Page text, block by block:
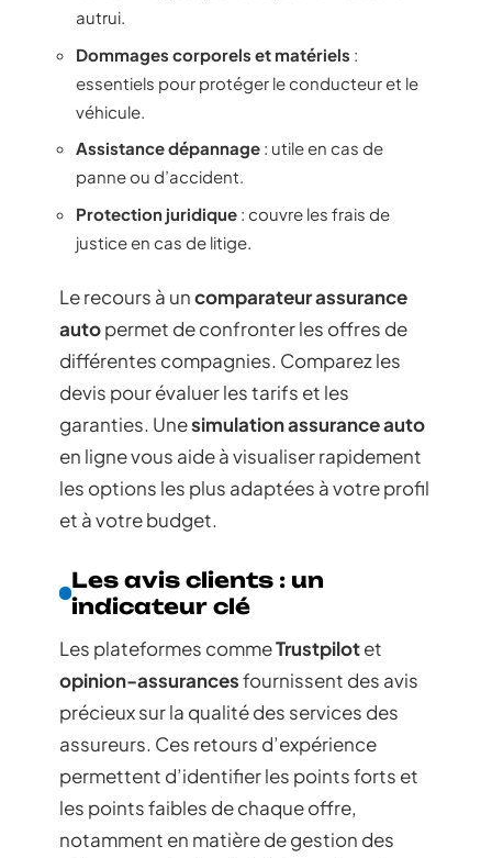
autrui.
Dommages corporels et matériels :
essentiels pour protéger le conducteur et le
véhicule.
Assistance dépannage : utile en cas de
panne ou d’accident.
Protection juridique : couvre les frais de
justice en cas de litige.
Le recours à uncomparateur assurance
autopermet de confronter les offres de
différentes compagnies. Comparez les
devis pour évaluer les tarifs et les
garanties. Unesimulation assurance auto
en ligne vous aide à visualiser rapidement
les options les plus adaptées à votre profil
et à votre budget.
Les avis clients : un
indicateur clé
Les plateformes commeTrustpilotet
opinion-assurancesfournissent des avis
précieux sur la qualité des services des
assureurs. Ces retours d’expérience
permettent d’identifier les points forts et
les points faibles de chaque offre,
notamment en matière de gestion des